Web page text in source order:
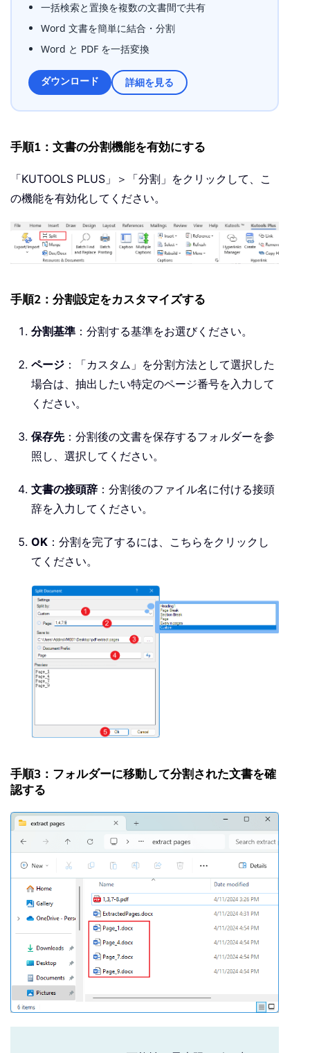
一括検索と置換を複数の文書間で共有
Word 文書を簡単に結合・分割
Word と PDF を一括変換
ダウンロード 詳細を見る
手順1：文書の分割機能を有効にする
「KUTOOLS PLUS」＞「分割」をクリックして、こ
の機能を有効化してください。
手順2：分割設定をカスタマイズする
分割基準 ：分割する基準をお選びください。
ページ ：「カスタム」を分割方法として選択した
場合は、抽出したい特定のページ番号を入力して
ください。
保存先：分割後の文書を保存するフォルダーを参
照し、選択してください。
文書の接頭辞 ：分割後のファイル名に付ける接頭
辞を入力してください。
OK ：分割を完了するには、こちらをクリックし
てください。
手順3：フォルダーに移動して分割された文書を確
認する